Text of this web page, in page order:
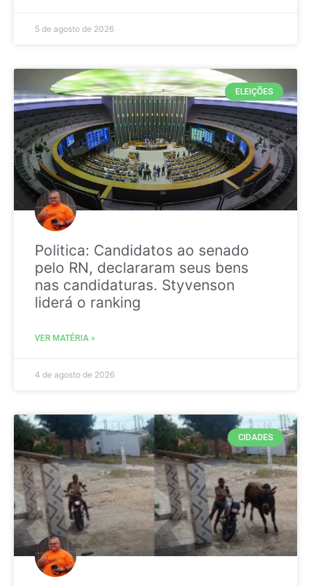
5 de agosto de 2026
ELEIÇÕES
Politica: Candidatos ao senado
pelo RN, declararam seus bens
nas candidaturas. Styvenson
liderá o ranking
VER MATÉRIA »
4 de agosto de 2026
CIDADES